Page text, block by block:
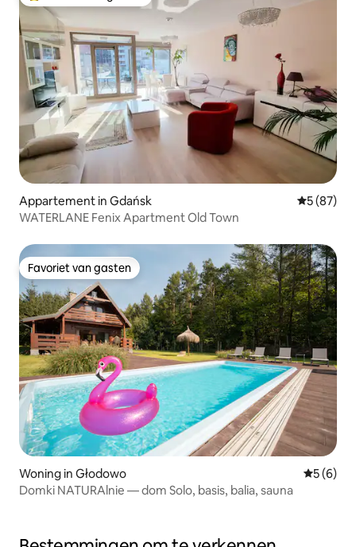
Appartement in Gdańsk
5 (87)
WATERLANE Fenix Apartment Old Town
Favoriet van gasten
Favoriet van gasten
Woning in Głodowo
5 (6)
Domki NATURAlnie — dom Solo, basis, balia, sauna